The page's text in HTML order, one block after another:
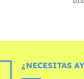
¿NECESITAS